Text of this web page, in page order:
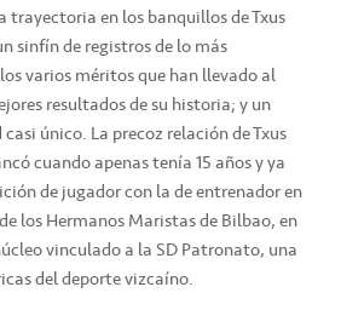
trayectoria en los banquillos de Txus
sinfín de registros de lo más
varios méritos que han llevado al
resultados de su historia; y un
único. La precoz relación de Txus
cuando apenas tenía 15 años y ya
de jugador con la de entrenador en
los Hermanos Maristas de Bilbao, en
vinculado a la SD Patronato, una
del deporte vizcaíno.